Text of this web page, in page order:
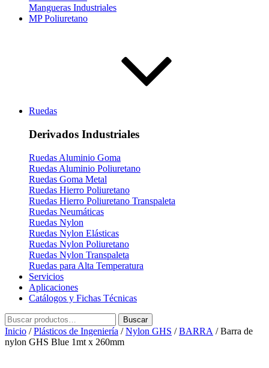
Mangueras Industriales
MP Poliuretano
Ruedas
Derivados Industriales
Ruedas Aluminio Goma
Ruedas Aluminio Poliuretano
Ruedas Goma Metal
Ruedas Hierro Poliuretano
Ruedas Hierro Poliuretano Transpaleta
Ruedas Neumáticas
Ruedas Nylon
Ruedas Nylon Elásticas
Ruedas Nylon Poliuretano
Ruedas Nylon Transpaleta
Ruedas para Alta Temperatura
Servicios
Aplicaciones
Catálogos y Fichas Técnicas
Buscar
por:
Buscar
Inicio /Plásticos de Ingeniería /Nylon GHS /BARRA / Barra de
nylon GHS Blue 1mt x 260mm